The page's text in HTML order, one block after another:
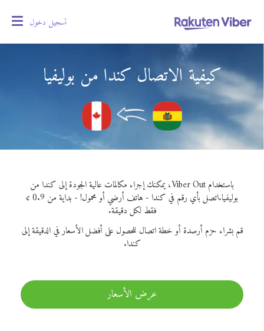
تسجيل دخول
كيفية الاتصال كندا من بوليفيا
باستخدام Viber Out، يمكنك إجراء مكالمات عالية الجودة إلى كندا من
بوليفيا.
اتصل بأي رقم في كندا - هاتف أرضي أو محمول! - بداية من 0.9 ¢
فقط لكل دقيقة.
قم بشراء حزم أرصدة أو خطة اتصال للحصول على أفضل الأسعار في الدقيقة إلى
كندا.
عرض الأسعار